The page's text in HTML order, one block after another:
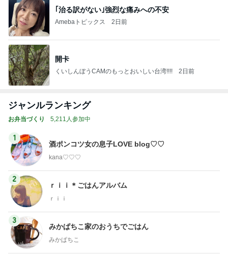
｢治る訳がない｣強烈な痛みへの不安
Amebaトピックス 2日前
開卡
くいしんぼうCAMのもっとおいしい台湾!!!! 2日前
ジャンルランキング
お弁当づくり 5,211人参加中
1
酒ポンコツ女の息子LOVE blog♡♡
kana♡♡♡
2
ｒｉｉ＊ごはんアルバム
ｒｉｉ
3
みかぱちこ家のおうちでごはん
みかぱちこ